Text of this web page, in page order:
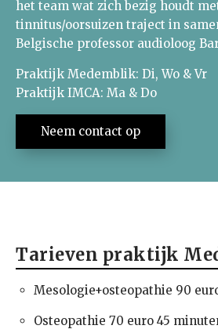
Preventie
Klachten
Over Mesosteo
het team wat zich bezig houdt
tinnitus/oorsuizen traject in
Belgische professor audioloog
Praktijk Medemblik: Di, Wo & Vr
Praktijk IMCA: Ma & Do
Neem contact op
Tarieven praktijk
Mesologie+osteopathie 90
Osteopathie 70 euro 45